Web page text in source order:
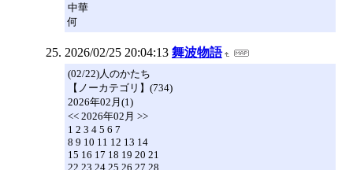
中華
何
2026/02/25 20:04:13 舞波物語
(02/22)人のかたち
【ノーカテゴリ】(734)
2026年02月(1)
<< 2026年02月 >>
1 2 3 4 5 6 7
8 9 10 11 12 13 14
15 16 17 18 19 20 21
22 23 24 25 26 27 28